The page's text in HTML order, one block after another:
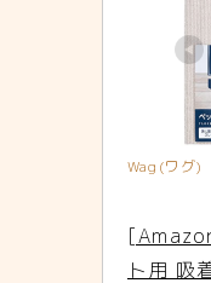
Wag(ワグ)
ト用 吸